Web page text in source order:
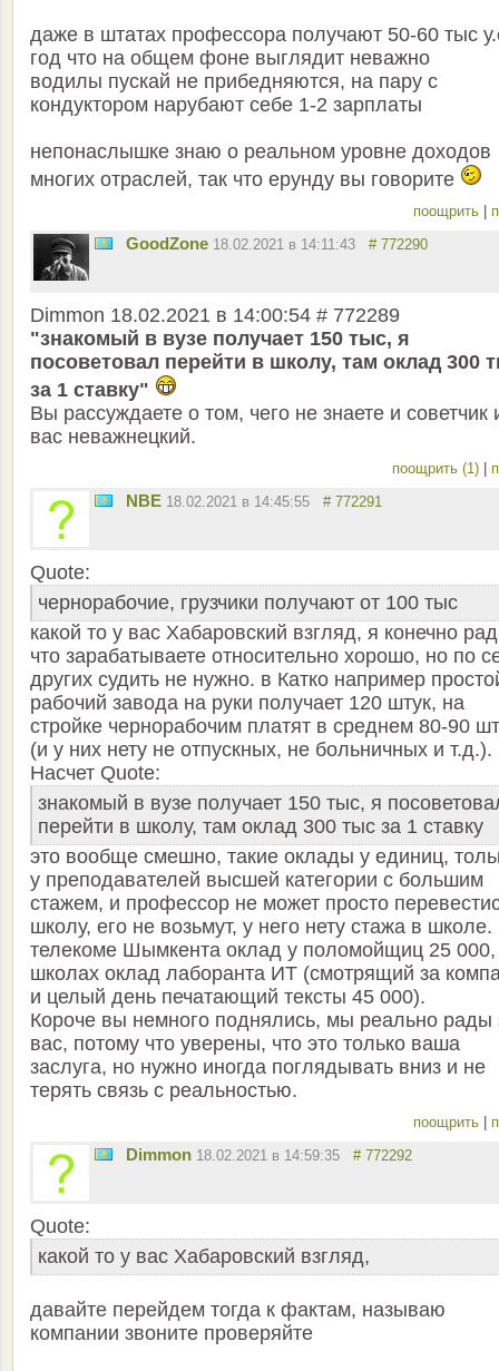
даже в штатах профессора получают 50-60 тыс
год что на общем фоне выглядит неважно
водилы пускай не прибедняются, на пару с
кондуктором нарубают себе 1-2 зарплаты
непонаслышке знаю о реальном уровне доходов
многих отраслей, так что ерунду вы говорите
поощрить
GoodZone 18.02.2021 в 14:11:43 # 772290
Dimmon 18.02.2021 в 14:00:54 # 772289
"знакомый в вузе получает 150 тыс, я
посоветовал перейти в школу, там оклад 300
за 1 ставку"
Вы рассуждаете о том, чего не знаете и советчик
вас неважнецкий.
поощрить (1)
NBE 18.02.2021 в 14:45:55 # 772291
Quote:
чернорабочие, грузчики получают от 100 тыс
какой то у вас Хабаровский взгляд, я конечно рад
что зарабатываете относительно хорошо, но по
других судить не нужно. в Катко например
рабочий завода на руки получает 120 штук, на
стройке чернорабочим платят в среднем 80-90
(и у них нету не отпускных, не больничных и т.д.).
Насчет Quote:
знакомый в вузе получает 150 тыс, я
перейти в школу, там оклад 300 тыс за 1 ставку
это вообще смешно, такие оклады у единиц,
у преподавателей высшей категории с большим
стажем, и профессор не может просто
школу, его не возьмут, у него нету стажа в школе.
телекоме Шымкента оклад у поломойщиц 25 000,
школах оклад лаборанта ИТ (смотрящий за
и целый день печатающий тексты 45 000).
Короче вы немного поднялись, мы реально рады
вас, потому что уверены, что это только ваша
заслуга, но нужно иногда поглядывать вниз и не
терять связь с реальностью.
поощрить
Dimmon 18.02.2021 в 14:59:35 # 772292
Quote:
какой то у вас Хабаровский взгляд,
давайте перейдем тогда к фактам, называю
компании звоните проверяйте